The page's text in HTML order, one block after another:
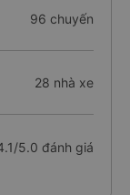
96 chuyến
28 nhà xe
5.0 đánh giá